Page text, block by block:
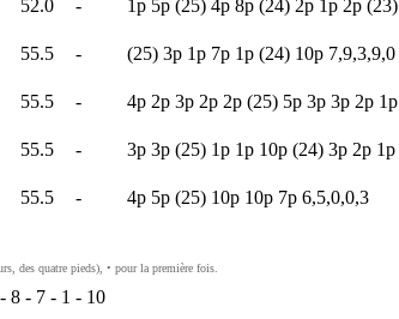
52.0 - 1p 5p (25) 4p 8p (24) 2p 1p 2p (23)
55.5 - (25) 3p 1p 7p 1p (24) 10p 7,9,3,9,0
55.5 - 4p 2p 3p 2p 2p (25) 5p 3p 3p 2p 1p
55.5 - 3p 3p (25) 1p 1p 10p (24) 3p 2p 1p
55.5 - 4p 5p (25) 10p 10p 7p 6,5,0,0,3
des quatre pieds), • pour la première fois.
- 8 - 7 - 1 - 10